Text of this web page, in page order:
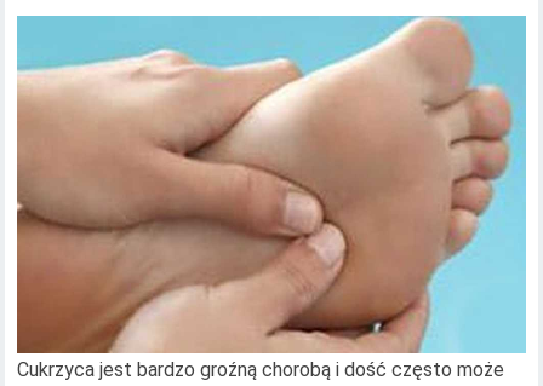
Cukrzyca jest bardzo groźną chorobą i dość często może